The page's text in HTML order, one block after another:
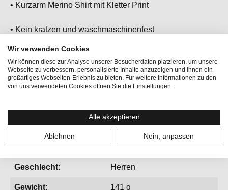
• Kurzarm Merino Shirt mit Kletter Print
• Kein kratzen und waschmaschinenfest
• Dein Must-Have für alle Kletter- und Boulder
Abendteuer oder als Hingucker im Alltag
Aktivitäten: Bergsport, Lifestyle
Geschlecht: Herren
Gewicht: 141 g
Wir verwenden Cookies
Wir können diese zur Analyse unserer Besucherdaten platzieren, um unsere
Webseite zu verbessern, personalisierte Inhalte anzuzeigen und Ihnen ein
großartiges Webseiten-Erlebnis zu bieten. Für weitere Informationen zu den
von uns verwendeten Cookies öffnen Sie die Einstellungen.
Alle akzeptieren
Ablehnen Nein, anpassen